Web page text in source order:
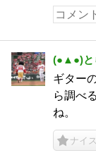
(●▲●)と
ギター
ら調べ
ね。
ナイス